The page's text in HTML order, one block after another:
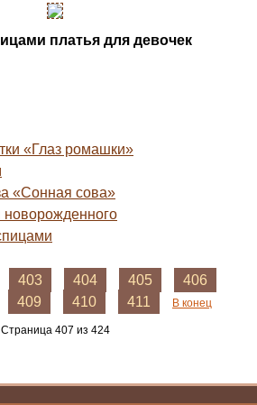
платья для девочек
«Глаз ромашки»
«Сонная сова»
403 404 405
406
409 410 411 В конец
Страница 407 из 424